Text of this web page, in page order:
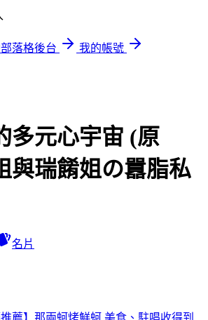
落格後台
我的帳號
多元心宇宙 (原
與瑞餚姐の囂脂私
名片
薦】那兩蚵烤鮮蚵 美食、駐唱收得到